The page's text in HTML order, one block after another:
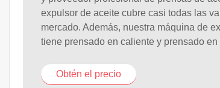
expulsor de aceite cubre casi todas las
mercado. Además, nuestra máquina de
tiene prensado en caliente y prensado en
Obtén el precio